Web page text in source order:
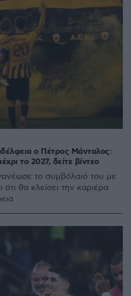
ο Πέτρος Μάνταλος:
το 2027, δείτε βίντεο
το συμβόλαιό του με
θα κλείσει την καριέρα